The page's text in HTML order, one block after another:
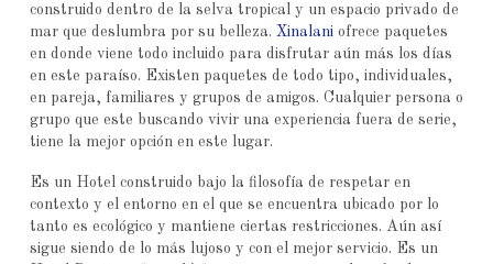
construido dentro de la selva tropical y un espacio privado de
mar que deslumbra por su belleza. Xinalani ofrece paquetes
en donde viene todo incluido para disfrutar aún más los días
en este paraíso. Existen paquetes de todo tipo, individuales,
en pareja, familiares y grupos de amigos. Cualquier persona o
grupo que este buscando vivir una experiencia fuera de serie,
tiene la mejor opción en este lugar.
Es un Hotel construido bajo la filosofía de respetar en
contexto y el entorno en el que se encuentra ubicado por lo
tanto es ecológico y mantiene ciertas restricciones. Aún así
sigue siendo de lo más lujoso y con el mejor servicio. Es un